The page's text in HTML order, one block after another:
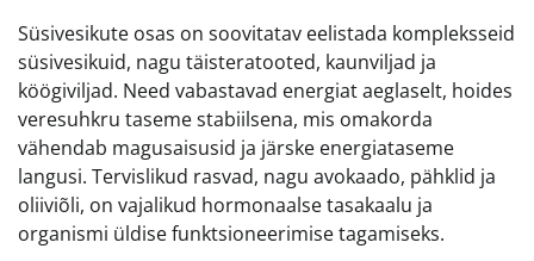
Süsivesikute osas on soovitatav eelistada kompleksseid
süsivesikuid, nagu täisteratooted, kaunviljad ja
köögiviljad. Need vabastavad energiat aeglaselt, hoides
veresuhkru taseme stabiilsena, mis omakorda
vähendab magusaisusid ja järske energiataseme
langusi. Tervislikud rasvad, nagu avokaado, pähklid ja
oliiviõli, on vajalikud hormonaalse tasakaalu ja
organismi üldise funktsioneerimise tagamiseks.